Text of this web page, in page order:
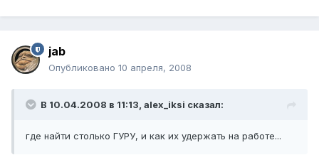
jab
Опубликовано 10 апреля, 2008
В 10.04.2008 в 11:13, alex_iksi сказал:
где найти столько ГУРУ, и как их удержать на работе...